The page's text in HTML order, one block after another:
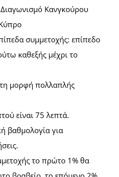
Κανγκούρου
συμμετοχής: επίπεδο
καθεξής μέχρι το
μορφή πολλαπλής
είναι 75 λεπτά.
βαθμολογία για
το πρώτο 1% θα